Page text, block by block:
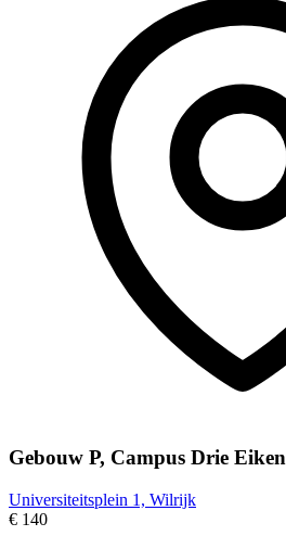
Gebouw P, Campus Drie Eiken
Universiteitsplein 1, Wilrijk
€ 140